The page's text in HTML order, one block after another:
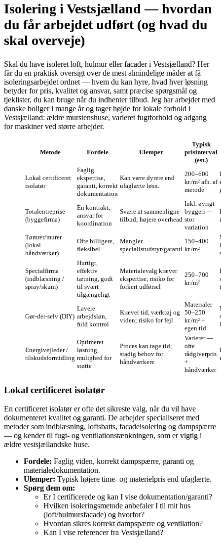
Isolering i Vestsjælland — hvordan
du får arbejdet udført (og hvad du
skal overveje)
Skal du have isoleret loft, hulmur eller facader i Vestsjælland? Her
får du en praktisk oversigt over de mest almindelige måder at få
isoleringsarbejdet ordnet — hvem du kan hyre, hvad hver løsning
betyder for pris, kvalitet og ansvar, samt præcise spørgsmål og
tjeklister, du kan bruge når du indhenter tilbud. Jeg har arbejdet med
danske boliger i mange år og tager højde for lokale forhold i
Vestsjælland: ældre murstenshuse, varieret fugtforhold og adgang
for maskiner ved større arbejder.
Metode Fordele Ulemper
Typisk
prisinterval
(est.)
Lokal certificeret
isolatør
Faglig
ekspertise,
garanti, korrekt
dokumentation
Kan være dyrere end
ufaglærte løsn.
200–600
kr./m² afh. af
metode
Totalentreprise
(byggefirma)
Én kontrakt,
ansvar for
koordination
Svære at sammenligne
tilbud; højere overhead
Inkl. øvrigt
byggeri —
stor
variation
Tømrer/murer
(lokal
håndværker)
Ofte billigere,
fleksibel
Mangler
specialistudstyr/garanti
150–400
kr./m²
Specialfirma
(indblæsning /
spray/skum)
Hurtigt,
effektiv
tætning, godt
til svært
tilgængeligt
Materialevalg kræver
ekspertise; risiko for
forkert udførsel
250–700
kr./m²
Gør‑det‑selv (DIY)
Lavere
arbejdsløn,
fuld kontrol
Kræver tid, værktøj og
viden; risiko for fejl
Materialer
50–250
kr./m² +
egen tid
Energivejleder /
tilskudsformidling
Optimeret
løsning,
mulighed for
støtte
Proces kan tage tid;
stadig behov for
håndværkere
Varierer —
ofte
rådgiverpris
+
håndværker
Lokal certificeret isolatør
En certificeret isolatør er ofte det sikreste valg, når du vil have
dokumenteret kvalitet og garanti. De arbejder specialiseret med
metoder som indblæsning, loftsbatts, facadeisolering og dampspærre
— og kender til fugt- og ventilationstænkningen, som er vigtig i
ældre vestsjællandske huse.
Fordele: Faglig viden, korrekt dampspærre, garanti og
materialedokumentation.
Ulemper: Typisk højere time- og materielpris end ufaglærte.
Spørg dem om:
Er I certificerede og kan I vise dokumentation/garanti?
Hvilken isoleringsmetode anbefaler I til mit hus
(loft/hulmursfacade) og hvorfor?
Hvordan sikres korrekt dampspærre og ventilation?
Kan I vise referencer fra Vestsjælland?